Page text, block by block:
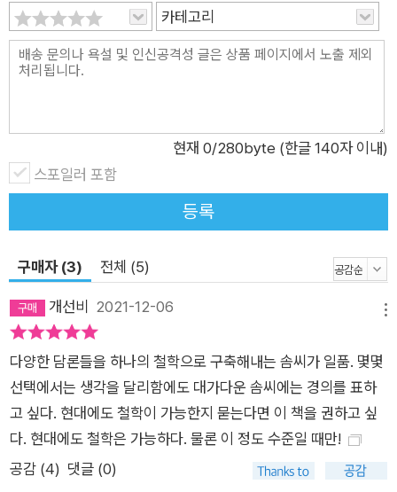
다.〉 가브리엘은 이와 같이 주체와 객체의 분열을 극복하고, 우리
의 생각에 실재성을 부여한다. 인공지능 지지자들에 의해 과장된
일부 주장과 달리, 가브리엘은 인공지능이 인간지능의 복제본이
공지능은 우리가 논리 법칙에 기초하는 알고리즘으로 인간지능
의 일부 특성을 모형화한 제작물일 따름이다. 이 책에서 가브리엘
은 구성주의자와 인공지능 지지자들의 주장은 물론, 논리학, 언어
철학, 신경과학에서 제기할 수 있는 철학적 가설을 꼼꼼하게 검토
물러서지 않고 철학적 기반을 공고히 다져 기술과학에 대한 환상
각을 되찾을 수 있을 것이다. “인간은 동물이 아니기를 의지(意
志)하는 동물이다” 가브리엘에 따르면, 인간은 두 가지 성분을
지녔다. 진화를 통해 발생한 생물 종으로서의 〈인간동물〉, 그리고
자신이 누구 혹은 무엇인지를 그리는 〈인간상〉이다. 인간은 생물
학적 존재로서 늘 생존이라는 과제에 맞서 왔으며 삶 속에서 생존
과 관련된 문제들을 제기한다. 반면, 컴퓨터 프로그램에는 생존이
관련된 문제가 없다. 살아 있지 않기 때문이다. 또한 인간은 자기
카테고리
현재 0/280byte (한글 140자 이내)
스포일러 포함
등록
구매자 (3) 전체 (5)
개선비 2021-12-06
다양한 담론들을 하나의 철학으로 구축해내는 솜씨가 일품. 몇몇
선택에서는 생각을 달리함에도 대가다운 솜씨에는 경의를 표하
고 싶다. 현대에도 철학이 가능한지 묻는다면 이 책을 권하고 싶
다. 현대에도 철학은 가능하다. 물론 이 정도 수준일 때만!
공감 (4) 댓글 (0)